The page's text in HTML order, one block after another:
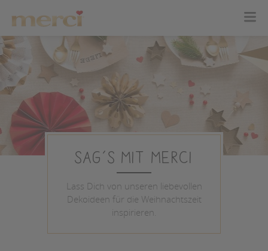
Sag’s mit merci
Lass Dich von unseren liebevollen
Dekoideen für die Weihnachtszeit
inspirieren.